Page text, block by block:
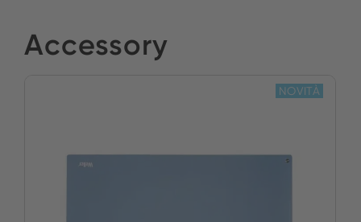
Accessory
NOVITÀ